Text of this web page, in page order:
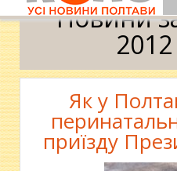
Новини
Як у
приїзду